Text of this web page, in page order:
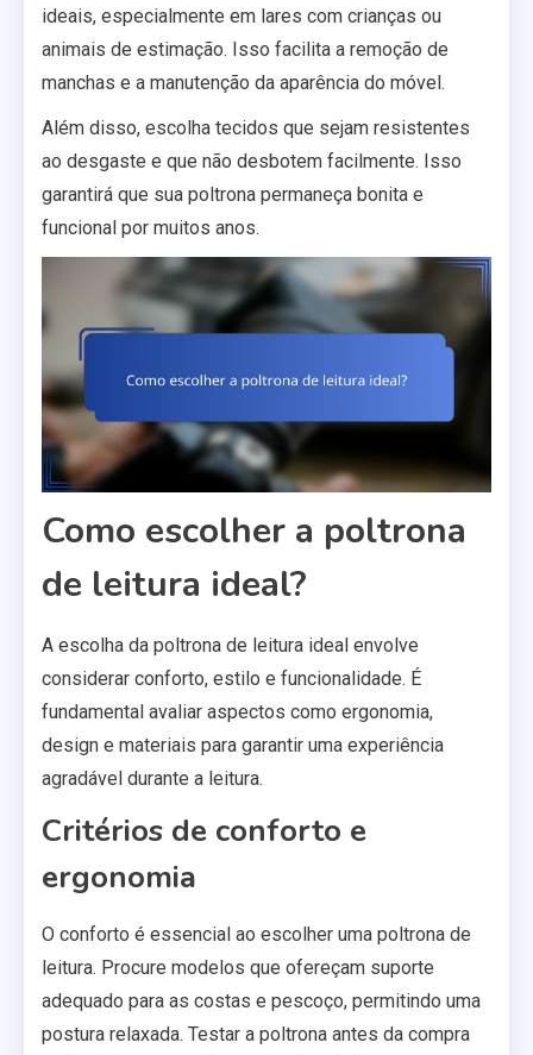
ideais, especialmente em lares com crianças ou
animais de estimação. Isso facilita a remoção de
manchas e a manutenção da aparência do móvel.
Além disso, escolha tecidos que sejam resistentes
ao desgaste e que não desbotem facilmente. Isso
garantirá que sua poltrona permaneça bonita e
funcional por muitos anos.
Como escolher a poltrona
de leitura ideal?
A escolha da poltrona de leitura ideal envolve
considerar conforto, estilo e funcionalidade. É
fundamental avaliar aspectos como ergonomia,
design e materiais para garantir uma experiência
agradável durante a leitura.
Critérios de conforto e
ergonomia
O conforto é essencial ao escolher uma poltrona de
leitura. Procure modelos que ofereçam suporte
adequado para as costas e pescoço, permitindo uma
postura relaxada. Testar a poltrona antes da compra